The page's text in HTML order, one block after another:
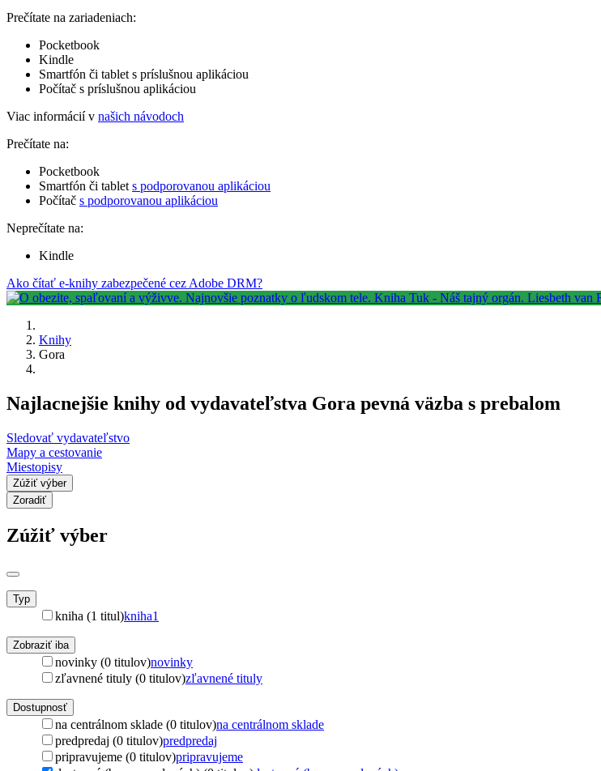
Prečítate na zariadeniach:
Pocketbook
Kindle
Smartfón či tablet s príslušnou aplikáciou
Počítač s príslušnou aplikáciou
Viac informácií v našich návodoch
Prečítate na:
Pocketbook
Smartfón či tablet s podporovanou aplikáciou
Počítač s podporovanou aplikáciou
Neprečítate na:
Kindle
Ako čítať e-knihy zabezpečené cez Adobe DRM?
Knihy
Gora
Najlacnejšie knihy od vydavateľstva Gora pevná väzba s prebalom
Sledovať vydavateľstvo
Mapy a cestovanie
Miestopisy
Zúžiť výber
Zoradiť
Zúžiť výber
Typ
kniha (1 titul)kniha1
Zobraziť iba
novinky (0 titulov)novinky
zľavnené tituly (0 titulov)zľavnené tituly
Dostupnosť
na centrálnom sklade (0 titulov)na centrálnom sklade
predpredaj (0 titulov)predpredaj
pripravujeme (0 titulov)pripravujeme